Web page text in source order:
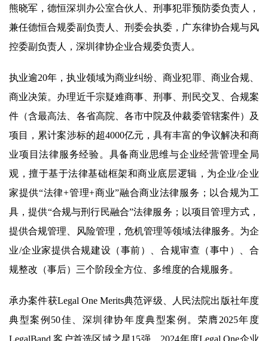
熊晓军，德恒深圳办公室合伙人、刑事犯罪预防委负责人，
兼任德恒合规委副负责人、刑委会执委，广东律协合规与风
控委副负责人，深圳律协企业合规委负责人。
执业逾20年，执业领域为商业纠纷、商业犯罪、商业合规、
商业决策。办理近千宗疑难商事、刑事、刑民交叉、合规案
件（含最高法、各省高院、各市中院及仲裁委管辖案件）及
项目，累计案涉标的超4000亿元，具有丰富的争议解决和商
业项目法律服务经验。具备商业思维与企业经营管理全局
观，擅于基于法律基础框架和商业底层逻辑，为企业/企业
家提供“法律+管理+商业”融合商业法律服务；以合规为工
具，提供“合规与刑行民融合”法律服务；以项目管理方式，
提供合规管理、风险管理，危机管理等领域法律服务。为企
业/企业家提供合规建设（事前）、合规审查（事中）、合
规整改（事后）三个阶段全方位、多维度的合规服务。
承办案件获Legal One Merits典范评级、人民法院出版社年度
典型案例50佳、深圳律协年度典型案例。荣膺2025年度
LegalBand 客户首选区域之星15强、2024年度Legal One企业